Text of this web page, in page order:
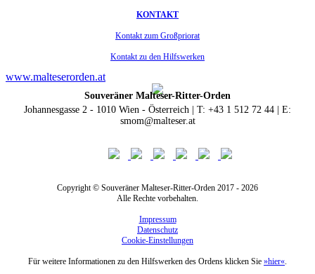
KONTAKT
Kontakt zum Großpriorat
Kontakt zu den Hilfswerken
www.malteserorden.at
Souveräner Malteser-Ritter-Orden
Johannesgasse 2 - 1010 Wien - Österreich | T: +43 1 512 72 44 | E:
smom@malteser.at
Copyright © Souveräner Malteser-Ritter-Orden 2017 - 2026
Alle Rechte vorbehalten.
Impressum
Datenschutz
Cookie-Einstellungen
Für weitere Informationen zu den Hilfswerken des Ordens klicken Sie »hier«